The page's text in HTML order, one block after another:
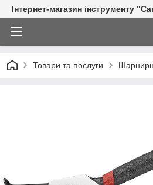
Інтернет-магазин інструменту
Товари та послуги